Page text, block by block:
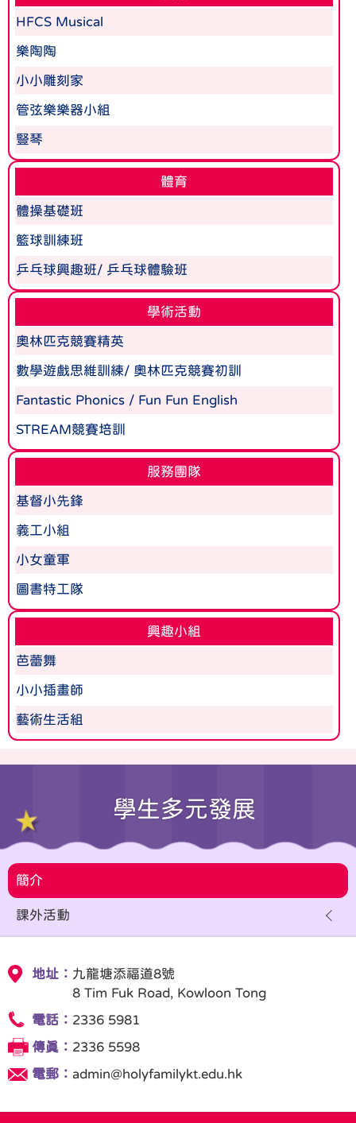
HFCS Musical
樂陶陶
小小雕刻家
管弦樂樂器小組
豎琴
體育
體操基礎班
籃球訓練班
乒乓球興趣班/ 乒乓球體驗班
學術活動
奧林匹克競賽精英
數學遊戲思維訓練/ 奧林匹克競賽初訓
Fantastic Phonics / Fun Fun English
STREAM競賽培訓
服務團隊
基督小先鋒
義工小組
小女童軍
圖書特工隊
興趣小組
芭蕾舞
小小插畫師
藝術生活組
學生多元發展
簡介
課外活動
地址： 九龍塘添福道8號
8 Tim Fuk Road, Kowloon Tong
電話： 2336 5981
傳真： 2336 5598
電郵： admin@holyfamilykt.edu.hk